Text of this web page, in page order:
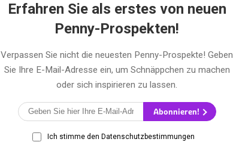
Erfahren Sie als erstes von neuen
Penny-Prospekten!
Verpassen Sie nicht die neuesten Penny-Prospekte! Geben
Sie Ihre E-Mail-Adresse ein, um Schnäppchen zu machen
oder sich inspirieren zu lassen.
Abonnieren!
Ich stimme den Datenschutzbestimmungen